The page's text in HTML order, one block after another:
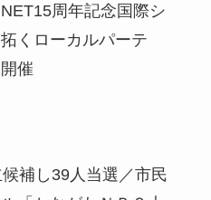
周年記念国際シ
くローカルパーテ
催
補し39人当選／市民